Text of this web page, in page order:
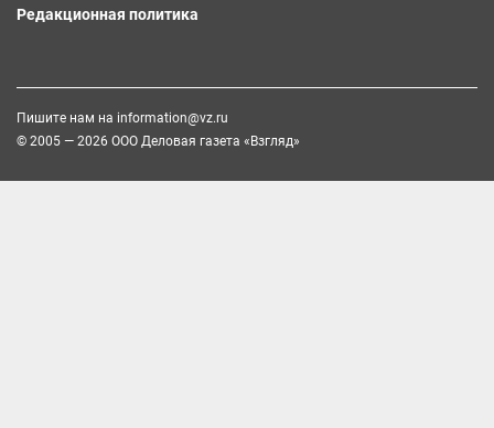
Редакционная политика
Пишите нам на information@vz.ru
© 2005 — 2026 ООО Деловая газета «Взгляд»